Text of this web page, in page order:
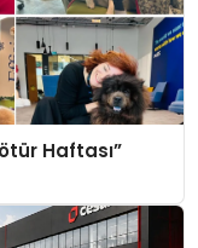
Haftası”